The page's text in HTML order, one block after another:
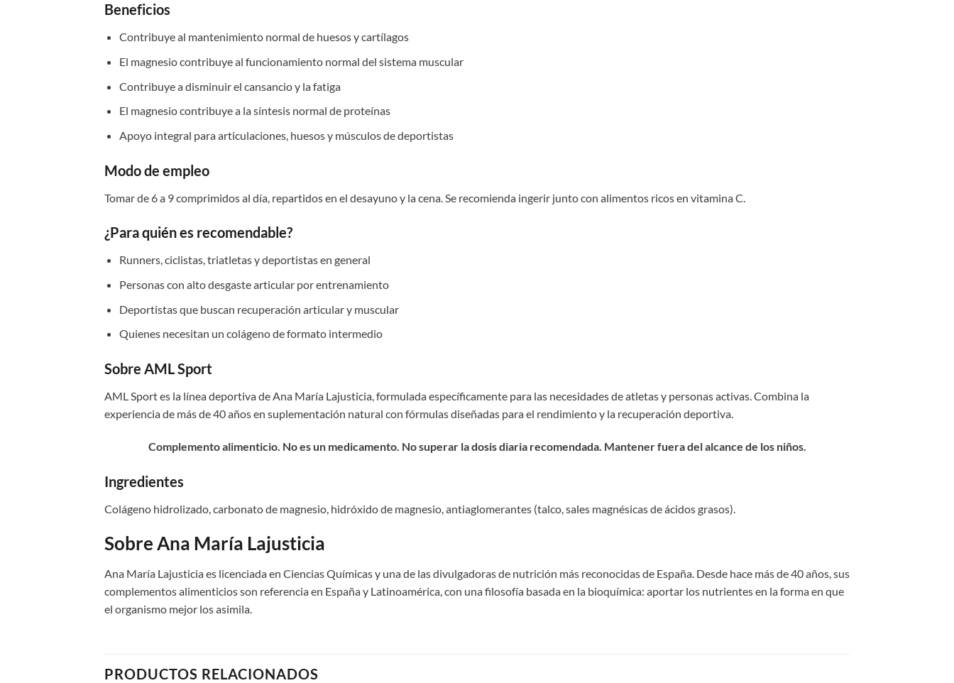
Beneficios
Contribuye al mantenimiento normal de huesos y cartílagos
El magnesio contribuye al funcionamiento normal del sistema muscular
Contribuye a disminuir el cansancio y la fatiga
El magnesio contribuye a la síntesis normal de proteínas
Apoyo integral para articulaciones, huesos y músculos de deportistas
Modo de empleo
Tomar de 6 a 9 comprimidos al día, repartidos en el desayuno y la cena. Se recomienda ingerir junto con alimentos ricos en vitamina C.
¿Para quién es recomendable?
Runners, ciclistas, triatletas y deportistas en general
Personas con alto desgaste articular por entrenamiento
Deportistas que buscan recuperación articular y muscular
Quienes necesitan un colágeno de formato intermedio
Sobre AML Sport
AML Sport es la línea deportiva de Ana María Lajusticia, formulada específicamente para las necesidades de atletas y personas activas. Combina la
experiencia de más de 40 años en suplementación natural con fórmulas diseñadas para el rendimiento y la recuperación deportiva.
Complemento alimenticio. No es un medicamento. No superar la dosis diaria recomendada. Mantener fuera del alcance de los niños.
Ingredientes
Colágeno hidrolizado, carbonato de magnesio, hidróxido de magnesio, antiaglomerantes (talco, sales magnésicas de ácidos grasos).
Sobre Ana María Lajusticia
Ana María Lajusticia es licenciada en Ciencias Químicas y una de las divulgadoras de nutrición más reconocidas de España. Desde hace más de 40 años, sus
complementos alimenticios son referencia en España y Latinoamérica, con una filosofía basada en la bioquímica: aportar los nutrientes en la forma en que
el organismo mejor los asimila.
PRODUCTOS RELACIONADOS